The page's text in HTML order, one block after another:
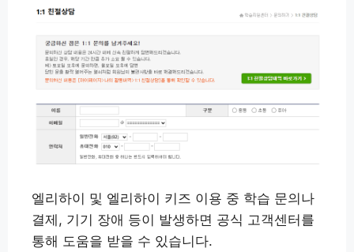
엘리하이 및 엘리하이 키즈 이용 중 학습 문의나
결제, 기기 장애 등이 발생하면 공식 고객센터를
통해 도움을 받을 수 있습니다.